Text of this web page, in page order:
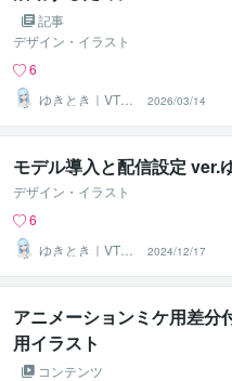
記事
デザイン・イラスト
6
ゆきとき｜VTub
er制作
2026/03/14
モデル導入と配信設定 ver.
デザイン・イラスト
6
ゆきとき｜VTub
er制作
2024/12/17
アニメーションミケ用差分
用イラスト
コンテンツ